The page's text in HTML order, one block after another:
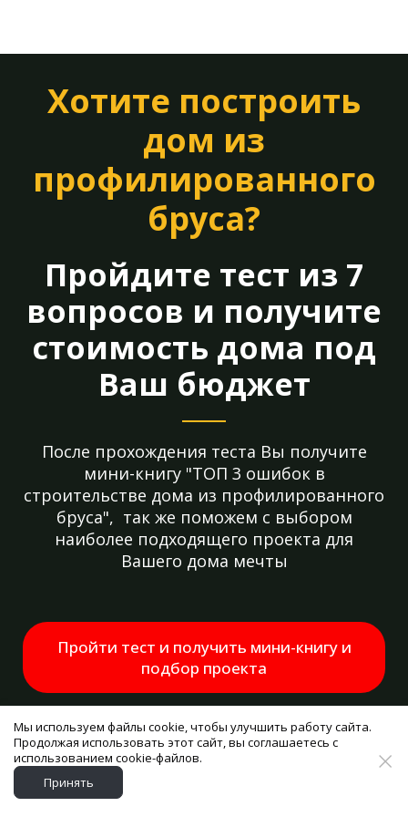
Хотите построить
дом из
профилированного
бруса?
Пройдите тест из 7
вопросов и получите
стоимость дома под
Ваш бюджет
После прохождения теста Вы получите
мини-книгу "ТОП 3 ошибок в
строительстве дома из профилированного
бруса", так же поможем с выбором
наиболее подходящего проекта для
Вашего дома мечты
Пройти тест и получить мини-книгу и
подбор проекта
Тест основан на ответах более 247 клиентов.
Мы используем файлы cookie, чтобы улучшить работу сайта.
Продолжая использовать этот сайт, вы соглашаетесь с
использованием cookie-файлов.
Принять